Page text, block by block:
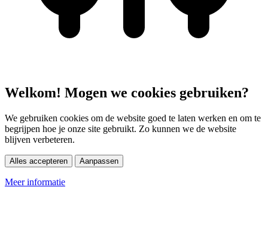
Welkom! Mogen we cookies gebruiken?
We gebruiken cookies om de website goed te laten werken en om te
begrijpen hoe je onze site gebruikt. Zo kunnen we de website
blijven verbeteren.
Alles accepteren Aanpassen
Meer informatie